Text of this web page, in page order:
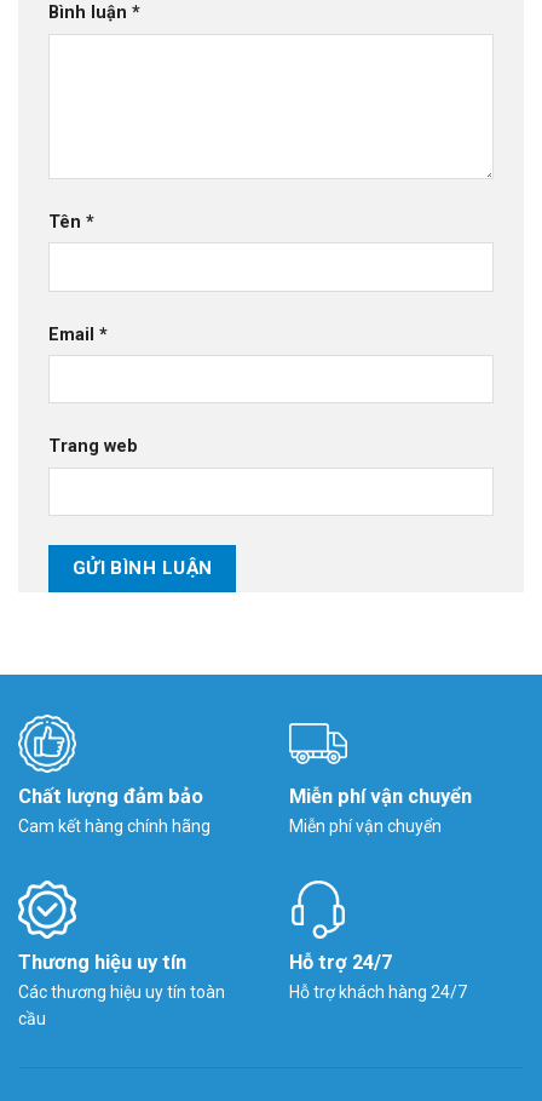
Bình luận *
Tên *
Email *
Trang web
Chất lượng đảm bảo
Cam kết hàng chính hãng
Miễn phí vận chuyển
Miễn phí vận chuyển
Thương hiệu uy tín
Các thương hiệu uy tín toàn
cầu
Hỗ trợ 24/7
Hỗ trợ khách hàng 24/7